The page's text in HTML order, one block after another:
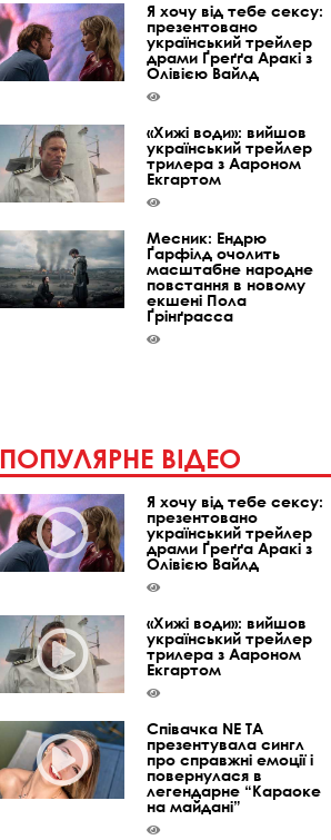
Я хочу від тебе сексу:
презентовано
український трейлер
драми Ґреґґа Аракі з
Олівією Вайлд
«Хижі води»: вийшов
український трейлер
трилера з Аароном
Екгартом
Месник: Ендрю
Ґарфілд очолить
масштабне народне
повстання в новому
екшені Пола
Ґрінґрасса
ПОПУЛЯРНЕ ВІДЕО
Я хочу від тебе сексу:
презентовано
український трейлер
драми Ґреґґа Аракі з
Олівією Вайлд
«Хижі води»: вийшов
український трейлер
трилера з Аароном
Екгартом
Співачка NE TA
презентувала сингл
про справжні емоції і
повернулася в
легендарне “Караоке
на майдані”